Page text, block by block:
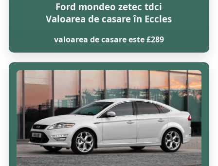
Ford mondeo zetec tdci
Valoarea de casare în Eccles
valoarea de casare este £289